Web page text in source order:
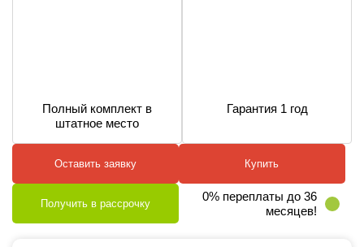
Полный комплект в
штатное место
Гарантия 1 год
Оставить заявку Купить
Получить в рассрочку
0% переплаты до 36
месяцев!